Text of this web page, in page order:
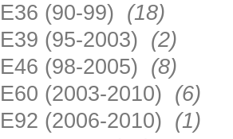
E36 (90-99) (18)
E39 (95-2003) (2)
E46 (98-2005) (8)
E60 (2003-2010) (6)
E92 (2006-2010) (1)